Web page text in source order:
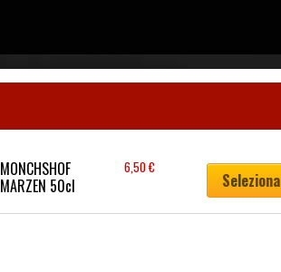
MONCHSHOF
MARZEN 50cl
6,50€
Seleziona